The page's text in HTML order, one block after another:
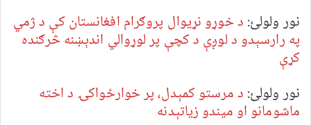
نور ولولئ: د خوړو نړیوال پروګرام افغانستان کې د ژمي
په رارسېدو د لوږې د کچې پر لوړوالي اندېښنه څرګنده
کړې
نور ولولئ: د مرستو کمېدل، پر خوارځواکۍ د اخته
ماشومانو او میندو زیاتېدنه